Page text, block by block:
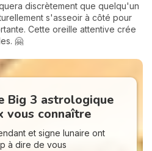
discrètement que quelqu'un
s'asseoir à côté pour
Cette oreille attentive crée
🤗
Big 3 astrologique
vous connaître
et signe lunaire ont
à dire de vous